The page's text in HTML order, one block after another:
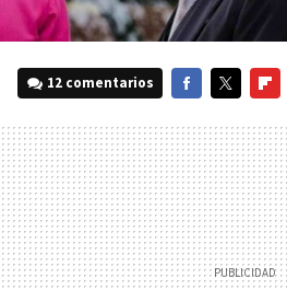
12 comentarios